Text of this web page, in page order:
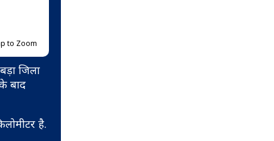
to Zoom
जिला
बाद
है.